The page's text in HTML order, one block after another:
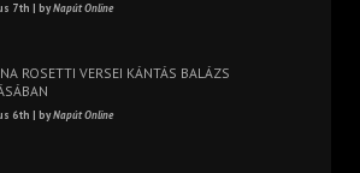
7th | byNapút Online
ROSETTI VERSEI KÁNTÁS BALÁZS
6th | byNapút Online